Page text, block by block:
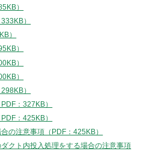
）
）
）
）
）
）
）
：327KB）
：425KB）
の注意事項（PDF：425KB）
クト内投入処理をする場合の注意事項